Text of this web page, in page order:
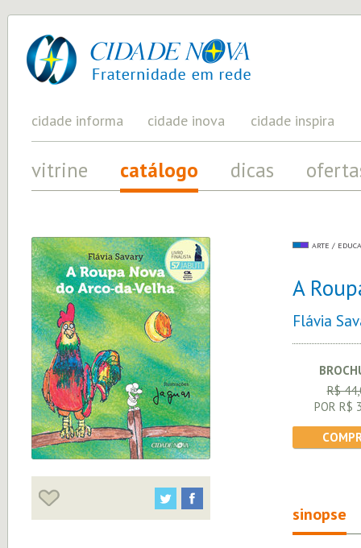
cidade
nova
UM
PROJETO
PELA
FRATERNIDADE
cidade informa cidade inova cidade inspira
vitrine catálogo dicas
ARTE /
A
Flávia
R$
POR R$
sinopse